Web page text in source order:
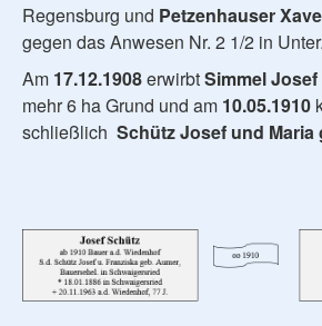
Regensburg und Petzenhauser
gegen das Anwesen Nr. 2 1/2 in
Am 17.12.1908erwirbtSimmel Josef
mehr 6 ha Grund und am 10.05.1910
schließlich Schütz Josef und Maria